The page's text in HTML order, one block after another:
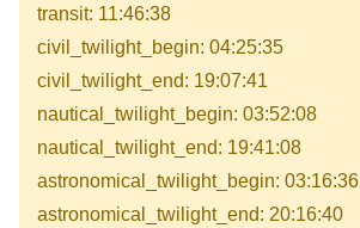
transit: 11:46:38
civil_twilight_begin: 04:25:35
civil_twilight_end: 19:07:41
nautical_twilight_begin: 03:52:08
nautical_twilight_end: 19:41:08
astronomical_twilight_begin: 03:16:36
astronomical_twilight_end: 20:16:40